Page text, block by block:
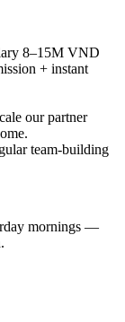
8–15M VND
+ instant
our partner
team-building
mornings —